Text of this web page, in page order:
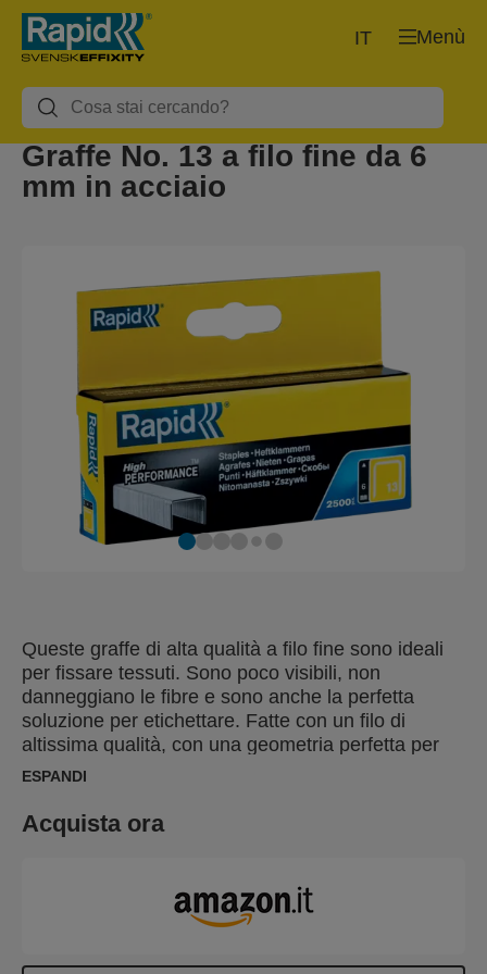
Menù
IT
Graffe No. 13 a filo fine da 6
mm in acciaio
Queste graffe di alta qualità a filo fine sono ideali
per fissare tessuti. Sono poco visibili, non
danneggiano le fibre e sono anche la perfetta
soluzione per etichettare. Fatte con un filo di
altissima qualità, con una geometria perfetta per
migliorare la penetrazione, sono anche zincate per
acciaio.
ESPANDI
Acquista ora